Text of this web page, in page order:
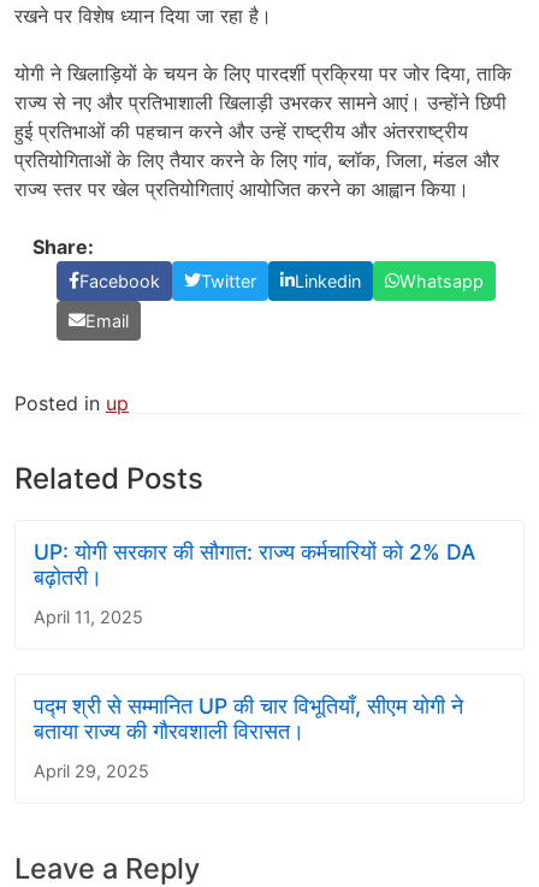
रखने पर विशेष ध्यान दिया जा रहा है।
योगी ने खिलाड़ियों के चयन के लिए पारदर्शी प्रक्रिया पर जोर दिया, ताकि
राज्य से नए और प्रतिभाशाली खिलाड़ी उभरकर सामने आएं। उन्होंने छिपी
हुई प्रतिभाओं की पहचान करने और उन्हें राष्ट्रीय और अंतरराष्ट्रीय
प्रतियोगिताओं के लिए तैयार करने के लिए गांव, ब्लॉक, जिला, मंडल और
राज्य स्तर पर खेल प्रतियोगिताएं आयोजित करने का आह्वान किया।
Share:
Facebook Twitter Linkedin
Whatsapp
Email
Posted in up
Related Posts
UP: योगी सरकार की सौगात: राज्य कर्मचारियों को 2% DA
बढ़ोतरी।
April 11, 2025
पद्म श्री से सम्मानित UP की चार विभूतियाँ, सीएम योगी ने
बताया राज्य की गौरवशाली विरासत।
April 29, 2025
Leave a Reply